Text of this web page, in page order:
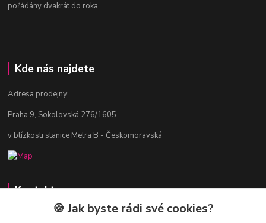
pořádány dvakrát do roka.
Kde nás najdete
Adresa prodejny:
Praha 9, Sokolovská 276/1605
v blízkosti stanice Metra B - Českomoravská
Kontakty
Jitka Vlasáková
🍪 Jak byste rádi své cookies?